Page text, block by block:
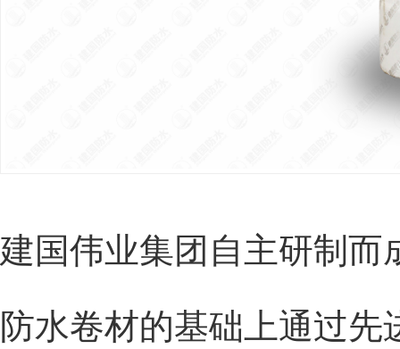
建国伟业集团自主研制
防水卷材的基础上通过